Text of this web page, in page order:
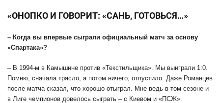
«ОНОПКО И ГОВОРИТ: «САНЬ, ГОТОВЬСЯ…»
– Когда вы впервые сыграли официальный матч за основу
«Спартака»?
– В 1994-м в Камышине против «Текстильщика». Мы выиграли 1:0.
Помню, сначала трясло, а потом ничего, отпустило. Даже Романцев
после матча сказал, что хорошо отыграл. Мне ведь в том сезоне и
в Лиге чемпионов довелось сыграть – с Киевом и «ПСЖ».